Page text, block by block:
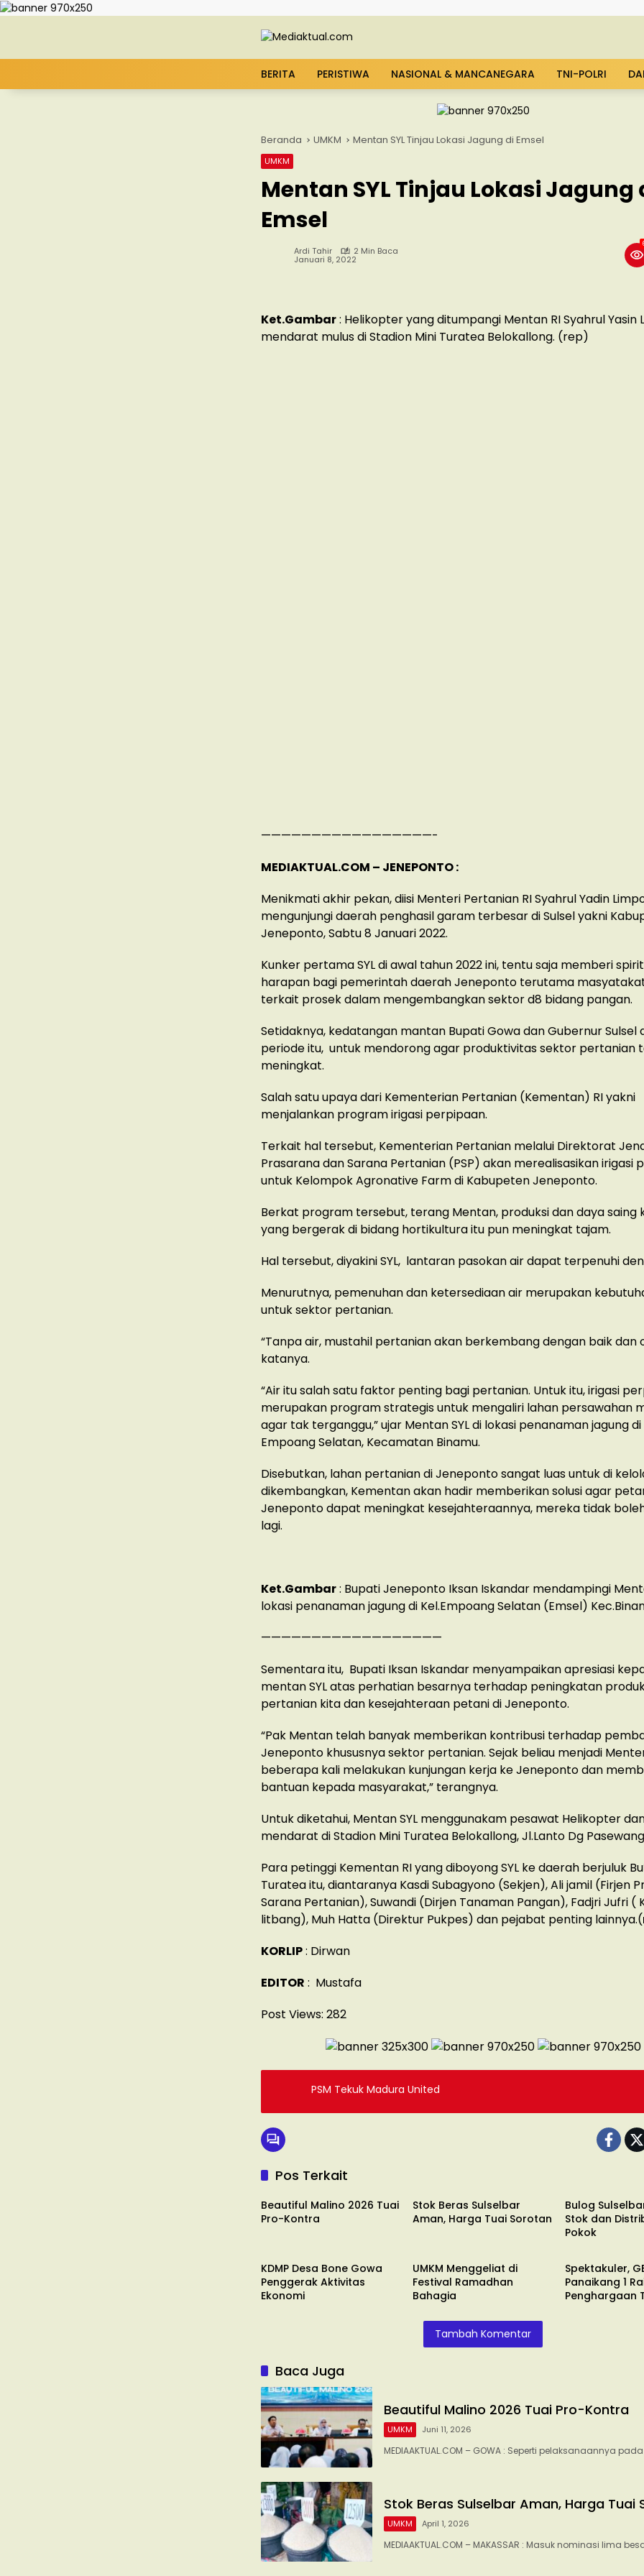
BERITA PERISTIWA NASIONAL & MANCANEGARA TNI-POLRI
Beranda UMKM Mentan SYL Tinjau Lokasi Jagung di Emsel
UMKM
Mentan SYL Tinjau Lokasi Jagung
Emsel
Ardi Tahir 2 Min Baca
Januari 8, 2022
Ket.Gambar: Helikopter yang ditumpangi Mentan RI Syahrul Yasin
mendarat mulus di Stadion Mini Turatea Belokallong. (rep)
—————————————————-
MEDIAKTUAL.COM – JENEPONTO :
Menikmati akhir pekan, diisi Menteri Pertanian RI Syahrul Yadin
mengunjungi daerah penghasil garam terbesar di Sulsel yakni
Jeneponto, Sabtu 8 Januari 2022.
Kunker pertama SYL di awal tahun 2022 ini, tentu saja memberi
harapan bagi pemerintah daerah Jeneponto terutama
terkait prosek dalam mengembangkan sektor d8 bidang pangan.
Setidaknya, kedatangan mantan Bupati Gowa dan Gubernur Sulsel
periode itu, untuk mendorong agar produktivitas sektor pertanian
meningkat.
Salah satu upaya dari Kementerian Pertanian (Kementan) RI yakni
menjalankan program irigasi perpipaan.
Terkait hal tersebut, Kementerian Pertanian melalui Direktorat
Prasarana dan Sarana Pertanian (PSP) akan merealisasikan irigasi
untuk Kelompok Agronative Farm di Kabupeten Jeneponto.
Berkat program tersebut, terang Mentan, produksi dan daya saing
yang bergerak di bidang hortikultura itu pun meningkat tajam.
Hal tersebut, diyakini SYL, lantaran pasokan air dapat terpenuhi
Menurutnya, pemenuhan dan ketersediaan air merupakan
untuk sektor pertanian.
“Tanpa air, mustahil pertanian akan berkembang dengan baik dan
katanya.
“Air itu salah satu faktor penting bagi pertanian. Untuk itu, irigasi
merupakan program strategis untuk mengaliri lahan persawahan
agar tak terganggu,” ujar Mentan SYL di lokasi penanaman jagung
Empoang Selatan, Kecamatan Binamu.
Disebutkan, lahan pertanian di Jeneponto sangat luas untuk di
dikembangkan, Kementan akan hadir memberikan solusi agar
Jeneponto dapat meningkat kesejahteraannya, mereka tidak
lagi.
Ket.Gambar: Bupati Jeneponto Iksan Iskandar mendampingi
lokasi penanaman jagung di Kel.Empoang Selatan (Emsel)
——————————————————
Sementara itu, Bupati Iksan Iskandar menyampaikan apresiasi
mentan SYL atas perhatian besarnya terhadap peningkatan
pertanian kita dan kesejahteraan petani di Jeneponto.
“Pak Mentan telah banyak memberikan kontribusi terhadap
Jeneponto khususnya sektor pertanian. Sejak beliau menjadi
beberapa kali melakukan kunjungan kerja ke Jeneponto dan
bantuan kepada masyarakat,” terangnya.
Untuk diketahui, Mentan SYL menggunakam pesawat Helikopter
mendarat di Stadion Mini Turatea Belokallong, Jl.Lanto Dg
Para petinggi Kementan RI yang diboyong SYL ke daerah berjuluk
Turatea itu, diantaranya Kasdi Subagyono (Sekjen), Ali jamil (Firjen
Sarana Pertanian), Suwandi (Dirjen Tanaman Pangan), Fadjri Jufri (
litbang), Muh Hatta (Direktur Pukpes) dan pejabat penting lainnya.(
KORLIP: Dirwan
EDITOR : Mustafa
Post Views: 282
PSM Tekuk Madura United
Pos Terkait
UMKM
Beautiful Malino 2026 Tuai
Pro-Kontra
Stok Beras Sulselbar
Aman, Harga Tuai Sorotan
Bulog
Stok dan
Pokok
KDMP Desa Bone Gowa
Penggerak Aktivitas
Ekonomi
UMKM Menggeliat di
Festival Ramadhan
Bahagia
UMKM
Spektakuler,
Panaikang 1
Penghargaan
Tambah Komentar
Baca Juga
Beautiful Malino 2026 Tuai Pro-Kontra
UMKM Juni 11, 2026
MEDIAAKTUAL.COM – GOWA : Seperti pelaksanaannya
Stok Beras Sulselbar Aman, Harga Tuai
UMKM April 1, 2026
MEDIAAKTUAL.COM – MAKASSAR : Masuk nominasi lima